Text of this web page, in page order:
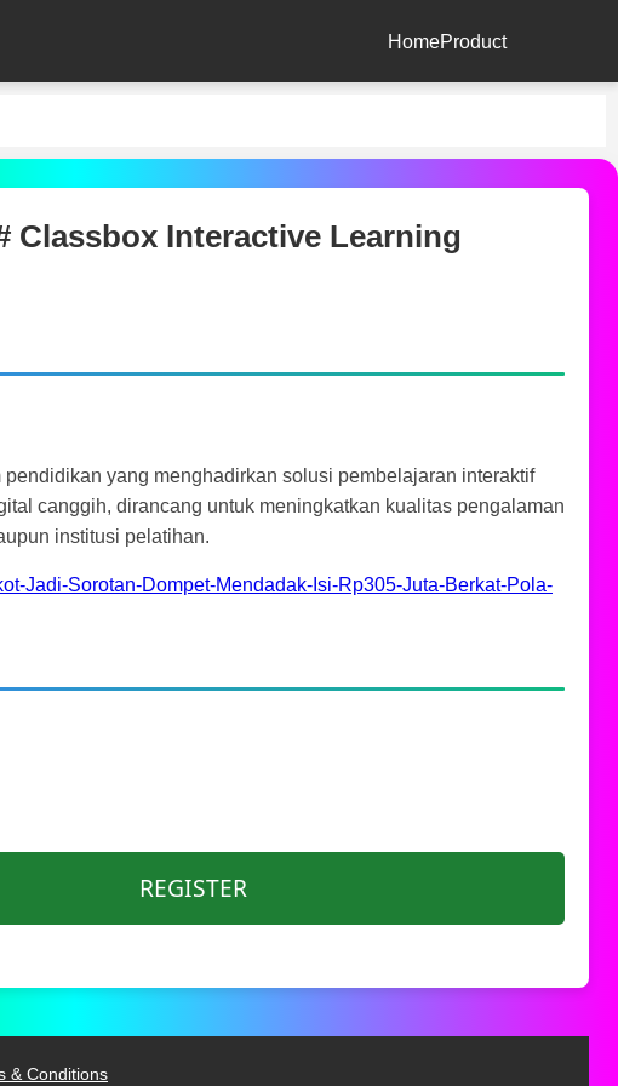
HomeProduct
Classbox Interactive Learning
pendidikan yang menghadirkan solusi pembelajaran interaktif
canggih, dirancang untuk meningkatkan kualitas pengalaman
institusi pelatihan.
Jadi-Sorotan-Dompet-Mendadak-Isi-Rp305-Juta-Berkat-Pola-
REGISTER
& Conditions